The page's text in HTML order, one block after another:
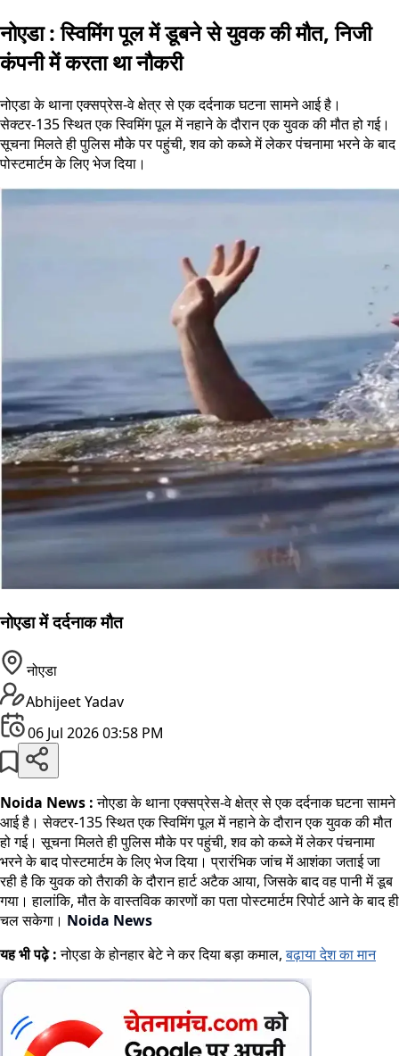
नोएडा : स्विमिंग पूल में डूबने से युवक की मौत, निजी
कंपनी में करता था नौकरी
नोएडा के थाना एक्सप्रेस-वे क्षेत्र से एक दर्दनाक घटना सामने आई है।
सेक्टर-135 स्थित एक स्विमिंग पूल में नहाने के दौरान एक युवक की मौत हो गई।
सूचना मिलते ही पुलिस मौके पर पहुंची, शव को कब्जे में लेकर पंचनामा भरने के बाद
पोस्टमार्टम के लिए भेज दिया।
नोएडा में दर्दनाक मौत
नोएडा
Abhijeet Yadav
06 Jul 2026 03:58 PM
Noida News :नोएडा के थाना एक्सप्रेस-वे क्षेत्र से एक दर्दनाक घटना सामने
आई है। सेक्टर-135 स्थित एक स्विमिंग पूल में नहाने के दौरान एक युवक की मौत
हो गई। सूचना मिलते ही पुलिस मौके पर पहुंची, शव को कब्जे में लेकर पंचनामा
भरने के बाद पोस्टमार्टम के लिए भेज दिया। प्रारंभिक जांच में आशंका जताई जा
रही है कि युवक को तैराकी के दौरान हार्ट अटैक आया, जिसके बाद वह पानी में डूब
गया। हालांकि, मौत के वास्तविक कारणों का पता पोस्टमार्टम रिपोर्ट आने के बाद ही
चल सकेगा। Noida News
यह भी पढ़े :नोएडा के होनहार बेटे ने कर दिया बड़ा कमाल,बढ़ाया देश का मान